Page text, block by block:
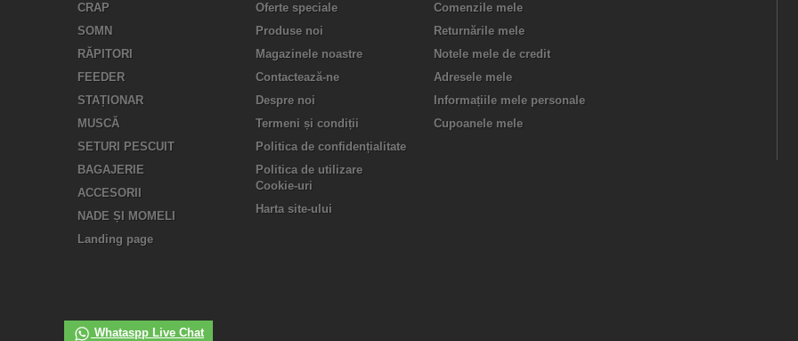
CRAP
SOMN
RĂPITORI
FEEDER
STAȚIONAR
MUSCĂ
SETURI PESCUIT
BAGAJERIE
ACCESORII
NADE ȘI MOMELI
Landing page
Oferte speciale
Produse noi
Magazinele noastre
Contactează-ne
Despre noi
Termeni și condiții
Politica de confidențialitate
Politica de utilizare
Cookie-uri
Harta site-ului
Comenzile mele
Returnările mele
Notele mele de credit
Adresele mele
Informațiile mele personale
Cupoanele mele
Whataspp Live Chat